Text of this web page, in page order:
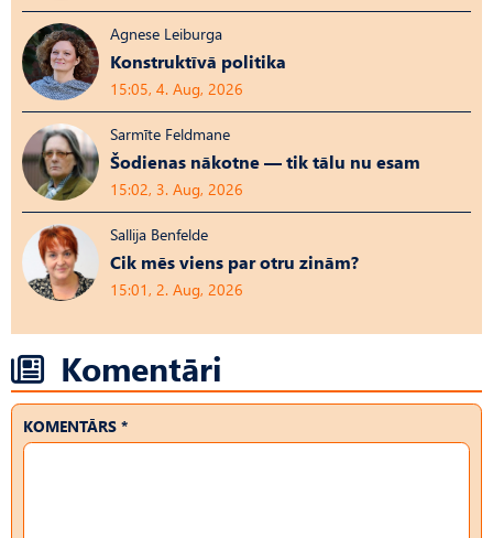
Agnese Leiburga
Konstruktīvā politika
15:05, 4. Aug, 2026
Sarmīte Feldmane
Šodienas nākotne — tik tālu nu esam
15:02, 3. Aug, 2026
Sallija Benfelde
Cik mēs viens par otru zinām?
15:01, 2. Aug, 2026
Komentāri
KOMENTĀRS *